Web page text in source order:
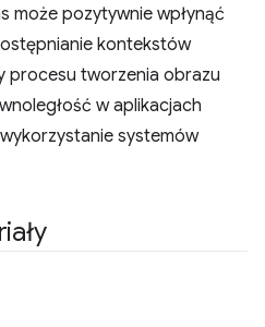
może pozytywnie wpłynąć
kontekstów
procesu tworzenia obrazu
w aplikacjach
systemów